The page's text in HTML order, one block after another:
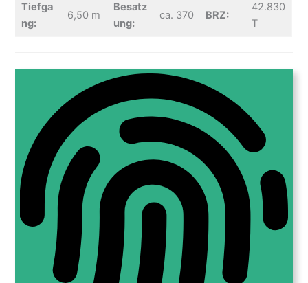
Tiefga
ng:
6,50 m
Besatz
ung:
ca. 370 BRZ:
42.830
T